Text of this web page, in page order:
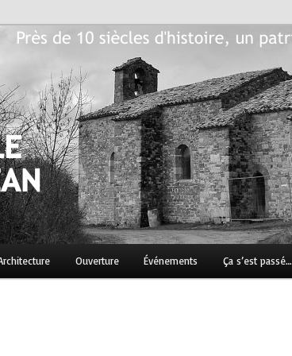
local historique à préserver…
Ouverture Événements Ça s’est passé…